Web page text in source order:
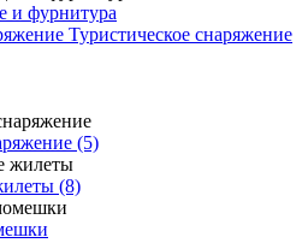
и фурнитура
Туристическое снаряжение
(5)
(8)